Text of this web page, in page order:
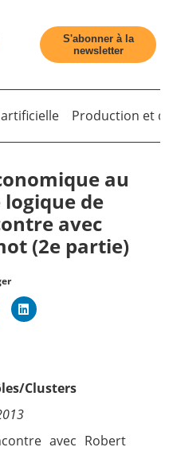
S'abonner à la
newsletter
Production et
au
logique de
avec
(2e partie)
Clusters
avec Robert